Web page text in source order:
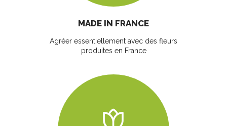
MADE IN FRANCE
Agréer essentiellement avec des fleurs
produites en France